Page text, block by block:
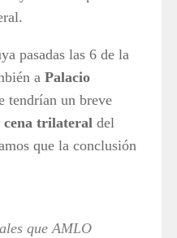
pasadas las 6 de la
a Palacio
tendrían un breve
cena trilateral del
que la conclusión
que AMLO